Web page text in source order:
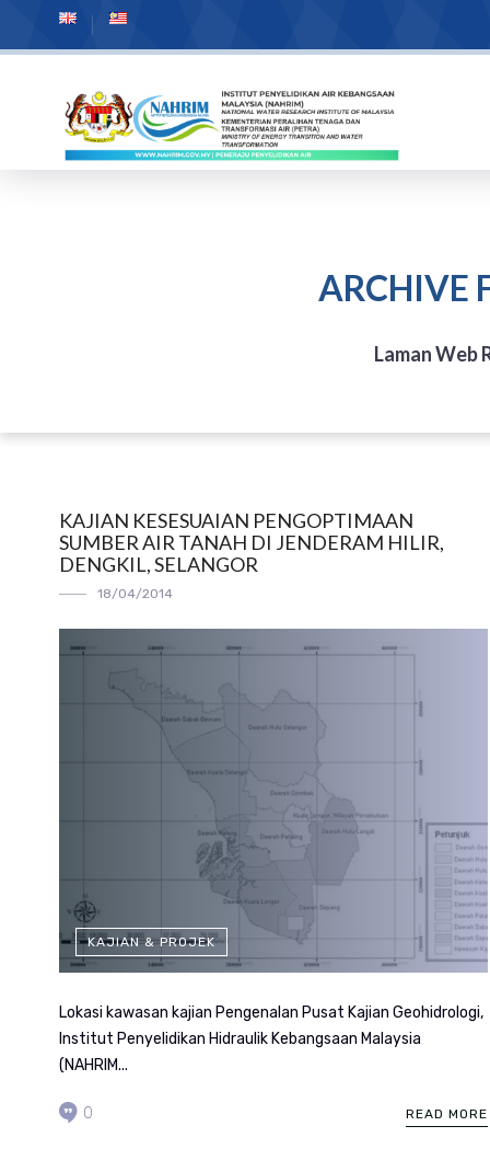
ARCHIVE
Laman Web
KAJIAN KESESUAIAN PENGOPTIMAAN
SUMBER AIR TANAH DI JENDERAM HILIR,
DENGKIL, SELANGOR
18/04/2014
KAJIAN & PROJEK
Lokasi kawasan kajian Pengenalan Pusat Kajian Geohidrologi,
Institut Penyelidikan Hidraulik Kebangsaan Malaysia
(NAHRIM...
READ MORE
0